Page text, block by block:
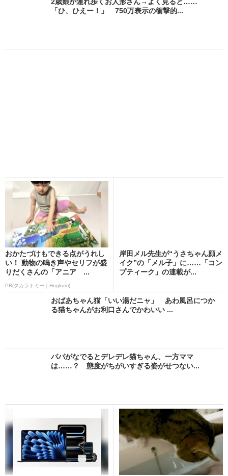
「ひ、ひえー！」 750万表示の衝撃的...
おかたづけもできる点がうれし
い！ 動物の鳴き声やセリフが盛
りだくさんの「アニア ...
PR(タカラトミー｜Hugkum)
岸田メル先生が“うさちゃん顔メ
イク”の「メル子」に……「コン
プティーク」の連載が...
おばあちゃん猫「いい湯だニャ」 あわ風呂につか
る猫ちゃんがお利口さんでかわいい ...
パパがなでるとデレデレ猫ちゃん、一方ママ
は……？ 態度がちがいすぎる姿がせつない...